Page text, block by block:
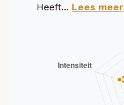
Heeft... Lees meer